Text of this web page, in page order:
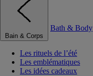
Bain & Corps
Bath & Body
Les rituels de l’été
Les emblématiques
Les idées cadeaux